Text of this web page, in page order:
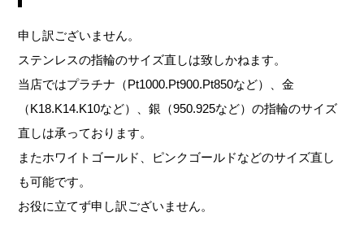
申し訳ございません。
ステンレスの指輪のサイズ直しは致しかねます。
当店ではプラチナ（Pt1000.Pt900.Pt850など）、金
（K18.K14.K10など）、銀（950.925など）の指輪のサイズ
直しは承っております。
またホワイトゴールド、ピンクゴールドなどのサイズ直し
も可能です。
お役に立てず申し訳ございません。